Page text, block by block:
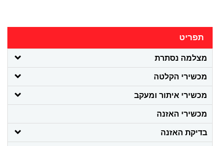
תפריט
מצלמה נסתרת
מכשירי הקלטה
מכשירי איתור ומעקב
מכשירי האזנה
בדיקת האזנה